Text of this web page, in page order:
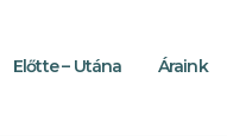
Előtte – Utána Áraink